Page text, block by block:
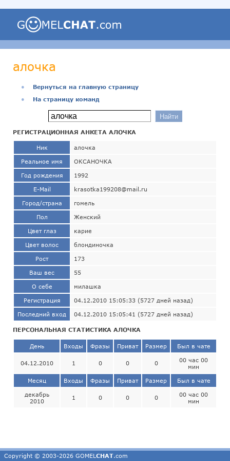
алочка
●
Вернуться на главную страницу
●
На страницу команд
РЕГИСТРАЦИОННАЯ АНКЕТА АЛОЧКА
Ник алочка
Реальное имя ОКСАНОЧКА
Год рождения 1992
E-Mail krasotka199208@mail.ru
Город/страна гомель
Пол Женский
Цвет глаз карие
Цвет волос блондиночка
Рост 173
Ваш вес 55
О себе милашка
Регистрация 04.12.2010 15:05:33 (5727 дней назад)
Последний вход 04.12.2010 15:05:41 (5727 дней назад)
ПЕРСОНАЛЬНАЯ СТАТИСТИКА АЛОЧКА
День Входы Фразы Приват Размер Был в чате
04.12.2010 1 0 0 0
00 час 00
мин
Месяц Входы Фразы Приват Размер Был в чате
декабрь
2010
1 0 0 0
00 час 00
мин
Copyright © 2003-2026 GOMEL CHAT.com